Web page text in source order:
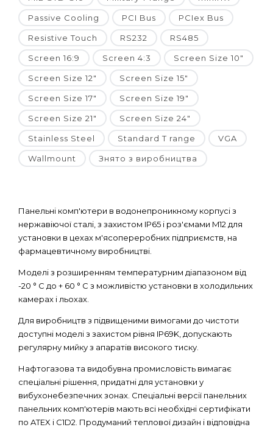
Passive Cooling PCI Bus PCIex Bus
Resistive Touch RS232 RS485
Screen 16:9 Screen 4:3 Screen Size 10"
Screen Size 12" Screen Size 15"
Screen Size 17" Screen Size 19"
Screen Size 21" Screen Size 24"
Stainless Steel Standard T range VGA
Wallmount Знято з виробництва
Панельні комп'ютери в водонепроникному корпусі з
нержавіючої сталі, з захистом IP65 і роз'ємами M12 для
установки в цехах м'ясопереробних підприємств, на
фармацевтичному виробництві.
Моделі з розширенням температурним діапазоном від
-20 ° C до + 60 ° C з можливістю установки в холодильних
камерах і льохах.
Для виробництв з підвищеними вимогами до чистоти
доступні моделі з захистом рівня IP69K, допускають
регулярну мийку з апаратів високого тиску.
Нафтогазова та видобувна промисловість вимагає
спеціальні рішення, придатні для установки у
вибухонебезпечних зонах. Спеціальні версії панельних
панельних комп'ютерів мають всі необхідні сертифікати
по ATEX і C1D2. Продуманий теплової дизайн і відповідна